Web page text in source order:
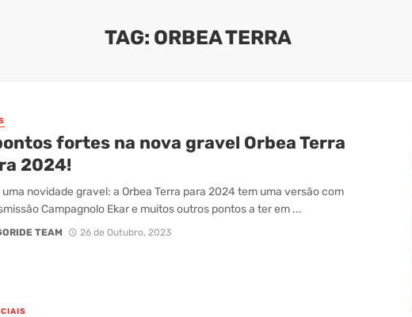
TAG: ORBEA TERRA
fortes na nova gravel Orbea Terra
2024!
uma novidade gravel: a Orbea Terra para 2024 tem uma versão com
Campagnolo Ekar e muitos outros pontos a ter em ...
TEAM 26 de Outubro, 2023